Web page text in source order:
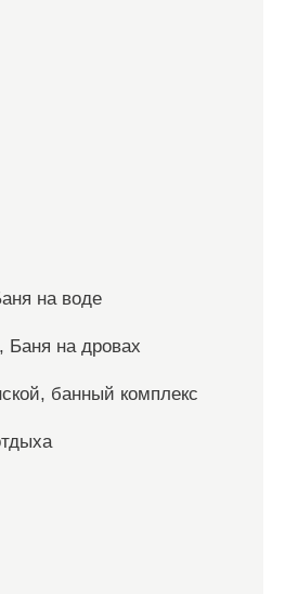
на воде
Баня на дровах
банный комплекс